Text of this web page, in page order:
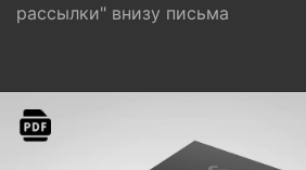
рассылки" внизу письма